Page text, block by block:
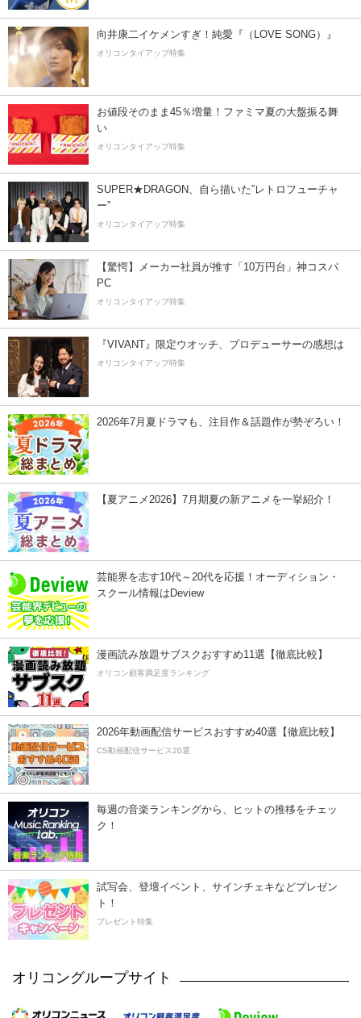
向井康二イケメンすぎ！純愛『（LOVE SONG）』
オリコンタイアップ特集
お値段そのまま45％増量！ファミマ夏の大盤振る舞
い
オリコンタイアップ特集
SUPER★DRAGON、自ら描いた”レトロフューチャ
ー”
オリコンタイアップ特集
【驚愕】メーカー社員が推す「10万円台」神コスパ
PC
オリコンタイアップ特集
『VIVANT』限定ウオッチ、プロデューサーの感想は
オリコンタイアップ特集
2026年7月夏ドラマも、注目作＆話題作が勢ぞろい！
【夏アニメ2026】7月期夏の新アニメを一挙紹介！
芸能界を志す10代～20代を応援！オーディション・
スクール情報はDeview
漫画読み放題サブスクおすすめ11選【徹底比較】
オリコン顧客満足度ランキング
2026年動画配信サービスおすすめ40選【徹底比較】
CS動画配信サービス20選
毎週の音楽ランキングから、ヒットの推移をチェッ
ク！
試写会、登壇イベント、サインチェキなどプレゼン
ト！
プレゼント特集
オリコングループサイト